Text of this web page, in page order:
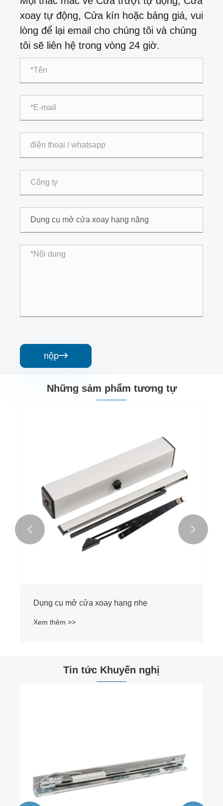
xoay tự động, Cửa kín hoặc bảng giá, vui
lòng để lại email cho chúng tôi và chúng
tôi sẽ liên hệ trong vòng 24 giờ.
nộp
Những sảm phẩm tương tự
Dụng cụ mở cửa xoay hạng nhẹ
Xem thêm >>
 
Tin tức Khuyến nghị